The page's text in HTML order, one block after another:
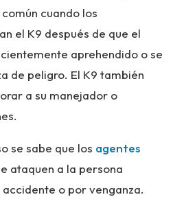
cuando los
el K9 después de que el
aprehendido o se
de peligro. El K9 también
a su manejador o
se sabe que los agentes
ataquen a la persona
o por venganza.